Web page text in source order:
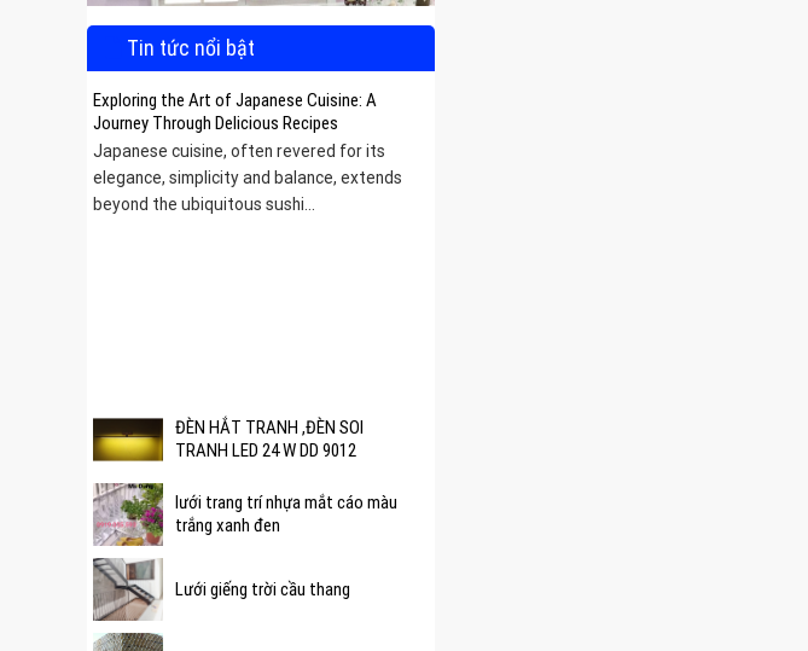
Tin tức nổi bật
Exploring the Art of Japanese Cuisine: A
Journey Through Delicious Recipes
Japanese cuisine, often revered for its
elegance, simplicity and balance, extends
beyond the ubiquitous sushi...
ĐÈN HẮT TRANH ,ĐÈN SOI
TRANH LED 24 W DD 9012
lưới trang trí nhựa mắt cáo màu
trắng xanh đen
Lưới giếng trời cầu thang